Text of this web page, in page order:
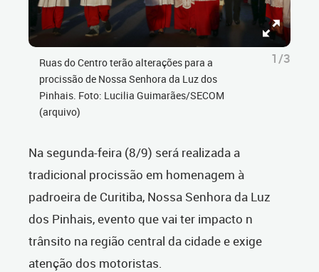
Ruas do Centro terão alterações para a
procissão de Nossa Senhora da Luz dos
Pinhais. Foto: Lucilia Guimarães/SECOM
(arquivo)
1/3
Na segunda-feira (8/9) será realizada a
tradicional procissão em homenagem à
padroeira de Curitiba, Nossa Senhora da Luz
dos Pinhais, evento que vai ter impacto n
trânsito na região central da cidade e exige
atenção dos motoristas.